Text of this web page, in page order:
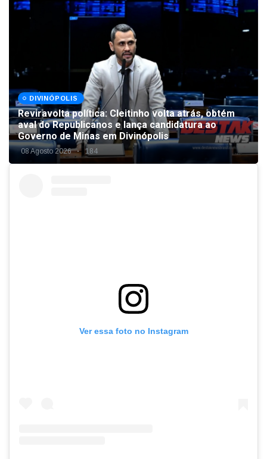
DIVINÓPOLIS
Reviravolta política: Cleitinho volta atrás, obtém
aval do Republicanos e lança candidatura ao
Governo de Minas em Divinópolis
08 Agosto 2026 184
Ver essa foto no Instagram